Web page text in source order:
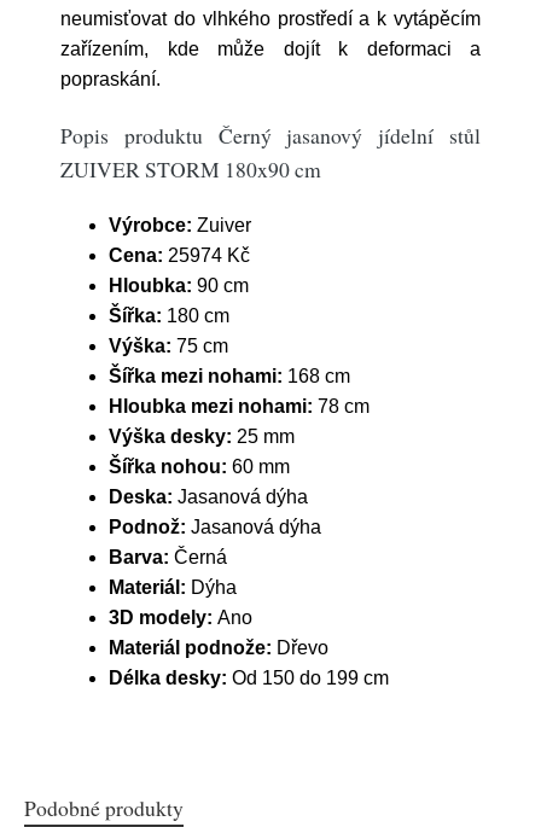
neumisťovat do vlhkého prostředí a k vytápěcím
zařízením, kde může dojít k deformaci a
popraskání.
Popis produktu Černý jasanový jídelní stůl
ZUIVER STORM 180x90 cm
Výrobce: Zuiver
Cena: 25974 Kč
Hloubka: 90 cm
Šířka: 180 cm
Výška: 75 cm
Šířka mezi nohami: 168 cm
Hloubka mezi nohami: 78 cm
Výška desky: 25 mm
Šířka nohou: 60 mm
Deska: Jasanová dýha
Podnož: Jasanová dýha
Barva: Černá
Materiál: Dýha
3D modely: Ano
Materiál podnože: Dřevo
Délka desky: Od 150 do 199 cm
Podobné produkty